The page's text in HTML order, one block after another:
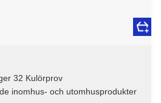
32 Kulörprov
inomhus- och utomhusprodukter